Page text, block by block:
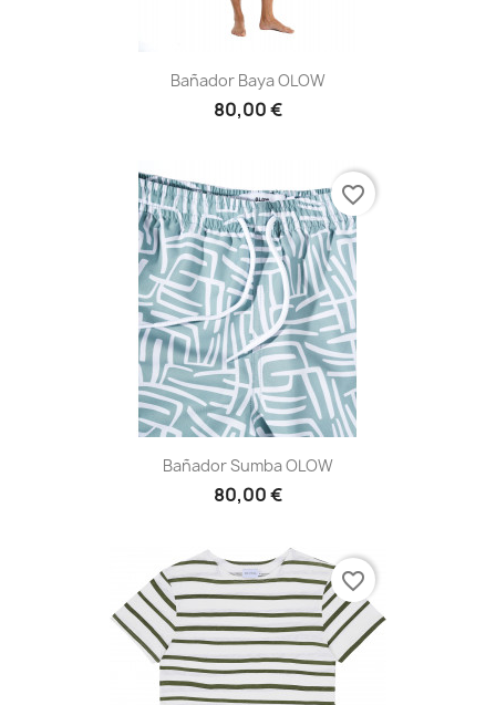
Bañador Baya OLOW
80,00 €
Bañador Sumba OLOW
80,00 €
favorite_border
favorite_border